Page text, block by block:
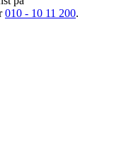
010 - 10 11 200.